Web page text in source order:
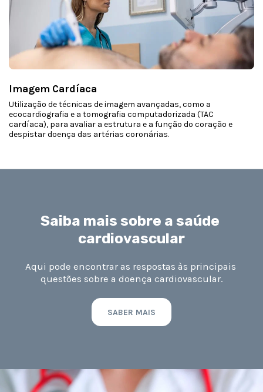
Imagem Cardíaca
Utilização de técnicas de imagem avançadas, como a
ecocardiografia e a tomografia computadorizada (TAC
cardíaca), para avaliar a estrutura e a função do coração e
despistar doença das artérias coronárias.
Saiba mais sobre a saúde
cardiovascular
Aqui pode encontrar as respostas às principais
questões sobre a doença cardiovascular.
SABER MAIS